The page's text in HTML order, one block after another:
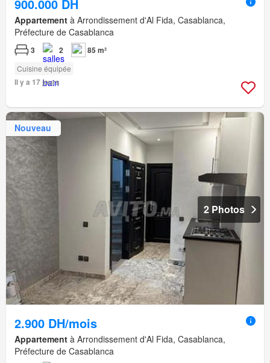
900.000 DH
Appartement à Arrondissement d'Al Fida, Casablanca,
Préfecture de Casablanca
3 2 85 m²
Cuisine équipée
Il y a 17 jours
Nouveau
2 Photos
2.900 DH/mois
Appartement à Arrondissement d'Al Fida, Casablanca,
Préfecture de Casablanca